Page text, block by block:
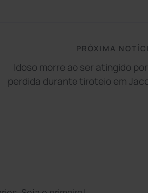
PRÓXIMA
Idoso morre ao ser atingido
perdida durante tiroteio em